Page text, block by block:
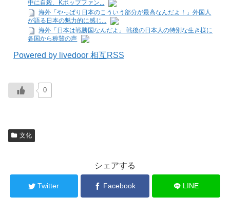
中に自殺、Kポップファン...
海外「やっぱり日本のこういう部分が最高なんだよ！」外国人
が語る日本の魅力的に感じ...
海外「日本は戦勝国なんだよ」 戦後の日本人の特別な生き様に
各国から称賛の声
Powered by livedoor 相互RSS
0
文化
シェアする
Twitter Facebook LINE